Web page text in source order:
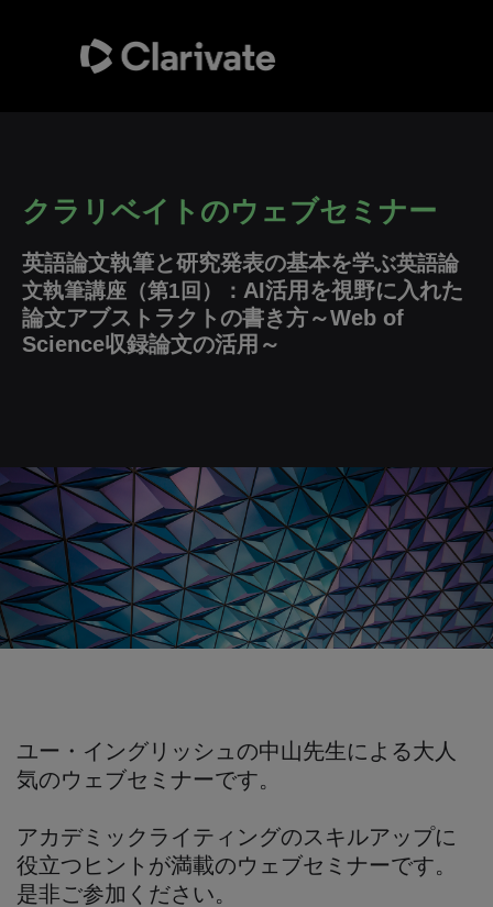
クラリベイトのウェブセミナー
英語論文執筆と研究発表の基本を学ぶ英語論
文執筆講座（第1回）： AI活用を視野に入れた
論文アブストラクトの書き方～Web of
Science収録論文の活用～
ユー・イングリッシュの中山先生による大人
気のウェブセミナーです。
アカデミックライティングのスキルアップに
役立つヒントが満載のウェブセミナーです。
是非ご参加ください。